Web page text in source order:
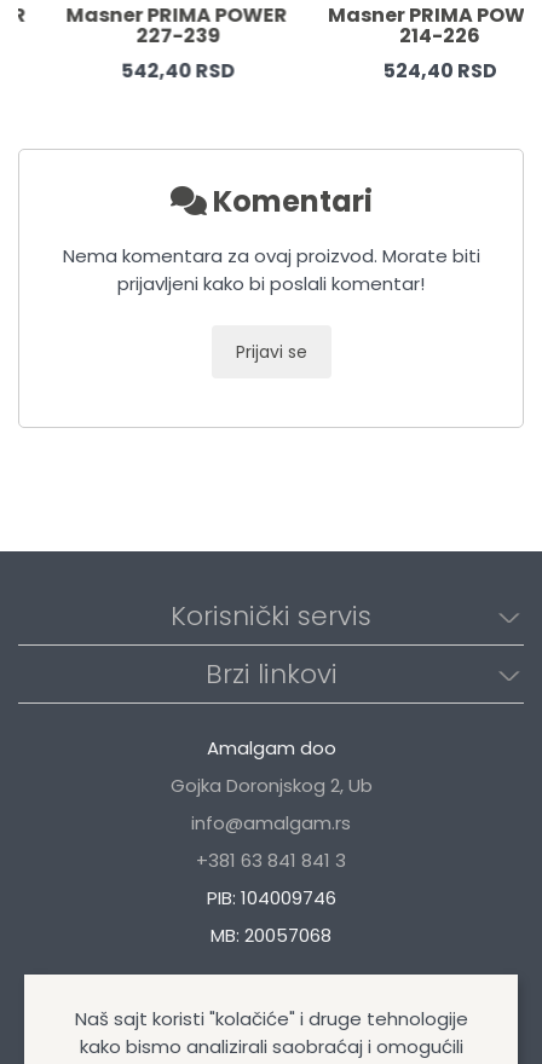
Masner PRIMA POWER
227-239
542,40 RSD
Masner PRIMA POWER
214-226
524,40 RSD
Komentari
Nema komentara za ovaj proizvod. Morate biti
prijavljeni kako bi poslali komentar!
Prijavi se
Korisnički servis
Brzi linkovi
Amalgam doo
Gojka Doronjskog 2, Ub
info@amalgam.rs
+381 63 841 841 3
PIB: 104009746
MB: 20057068
Naš sajt koristi "kolačiće" i druge tehnologije
kako bismo analizirali saobraćaj i omogućili